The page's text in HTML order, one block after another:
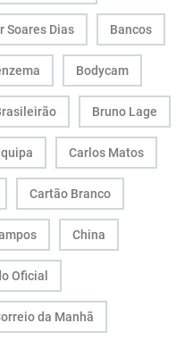
Soares Dias Bancos
Bodycam
Bruno Lage
Carlos Matos
Cartão Branco
China
Oficial
da Manhã